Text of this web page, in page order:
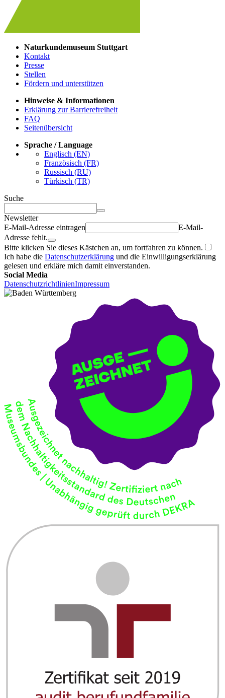
Naturkundemuseum Stuttgart
Kontakt
Presse
Stellen
Fördern und unterstützen
Hinweise & Informationen
Erklärung zur Barrierefreiheit
FAQ
Seitenübersicht
Sprache / Language
Englisch (EN)
Französisch (FR)
Russisch (RU)
Türkisch (TR)
Suche
Newsletter
E-Mail-Adresse eintragen
E-Mail-
Adresse fehlt.
Bitte klicken Sie dieses Kästchen an, um fortfahren zu können.
Ich habe die Datenschutzerklärung und die Einwilligungserklärung
gelesen und erkläre mich damit einverstanden.
Social Media
DatenschutzrichtlinienImpressum